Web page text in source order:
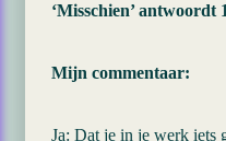
‘Misschien’ antwoordt
Mijn commentaar:
Ja: Dat je in je werk iets